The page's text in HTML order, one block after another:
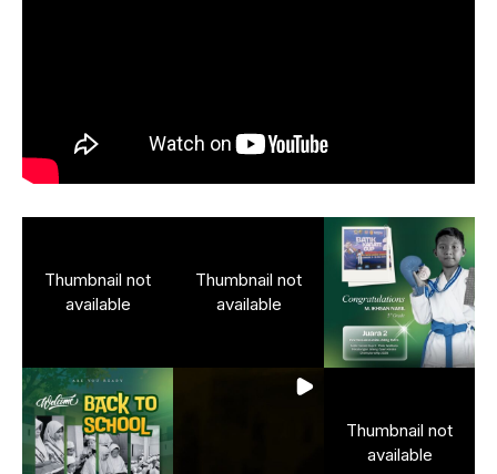
Thumbnail not
available
Thumbnail not
available
Thumbnail not
available